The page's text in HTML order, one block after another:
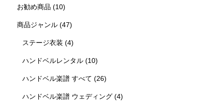
お勧め商品 (10)
商品ジャンル (47)
ステージ衣装 (4)
ハンドベルレンタル(10)
ハンドベル楽譜 すべて (26)
ハンドベル楽譜 ウェディング(4)